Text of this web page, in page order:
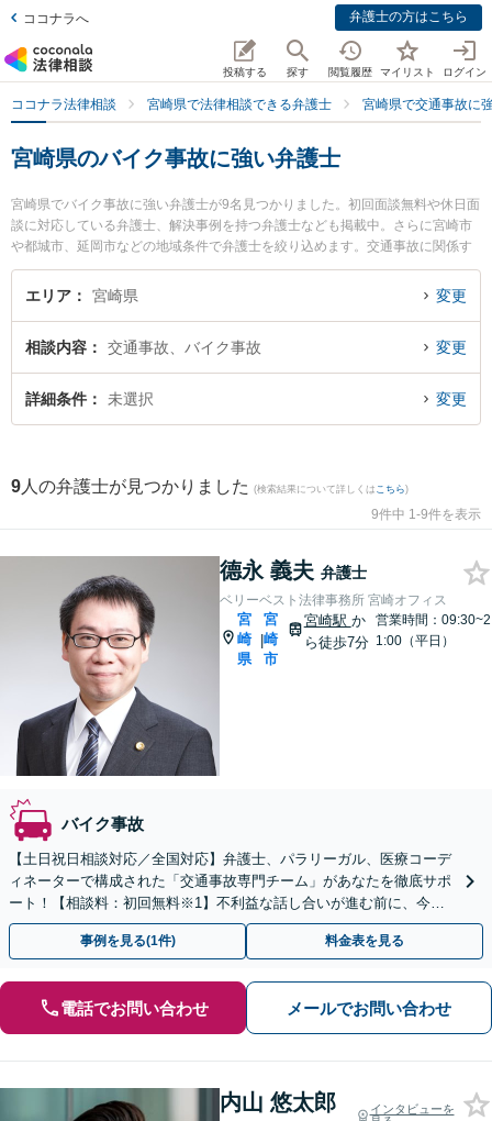
ココナラへ 弁護士の方はこちら
投稿する 探す 閲覧履歴 マイリスト ログイン
ココナラ法律相談 宮崎県で法律相談できる弁護士 宮崎県で交通事故に
宮崎県のバイク事故に強い弁護士
宮崎県でバイク事故に強い弁護士が9名見つかりました。初回面談無料や休日面
談に対応している弁護士、解決事例を持つ弁護士なども掲載中。さらに宮崎市
や都城市、延岡市などの地域条件で弁護士を絞り込めます。交通事故に関係す
る自動車事故やバイク事故、自転車事故等の細かな分野での絞り込み検索もで
き便利です。特にベリーベスト法律事務所 宮崎オフィスの德永 義夫弁護士やA
や夜間に発生したバイク事故のトラブルを今すぐに弁護士に相談したい』『バ
イク事故のトラブル解決の実績豊富な近くの弁護士を検索したい』『初回相談
無料でバイク事故を法律相談できる宮崎県内の弁護士に相談予約したい』など
エリア 宮崎県 変更
相談内容 交通事故、バイク事故 変更
詳細条件 未選択 変更
9 人の弁護士が見つかりました (検索結果について詳しくは こちら)
9件中 1-9件を表示
德永 義夫 弁護士
ベリーベスト法律事務所 宮崎オフィス
宮
崎
県
|
宮
崎
市
宮崎駅 か
ら徒歩7分
営業時間：09:30~2
1:00（平日）
バイク事故
【土日祝日相談対応／全国対応】弁護士、パラリーガル、医療コーデ
ィネーターで構成された「交通事故専門チーム」があなたを徹底サポ
ート！【相談料：初回無料※1】不利益な話し合いが進む前に、今す
ぐ相談！
事例を見る(1件) 料金表を見る
電話でお問い合わせ メールでお問い合わせ
内山 悠太郎
インタビューを